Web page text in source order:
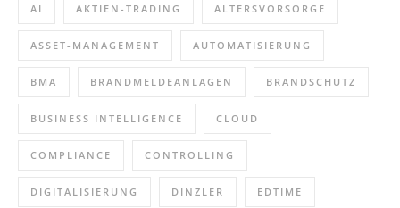
AI AKTIEN-TRADING ALTERSVORSORGE
ASSET-MANAGEMENT AUTOMATISIERUNG
BMA BRANDMELDEANLAGEN BRANDSCHUTZ
BUSINESS INTELLIGENCE CLOUD
COMPLIANCE CONTROLLING
DIGITALISIERUNG DINZLER EDTIME